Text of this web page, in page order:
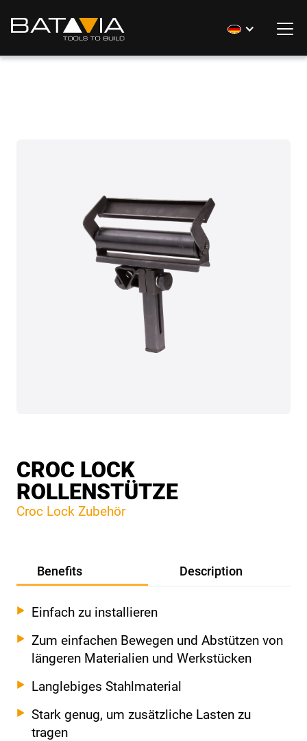
CROC LOCK
ROLLENSTÜTZE
Croc Lock Zubehör
Benefits Description
Einfach zu installieren
Zum einfachen Bewegen und Abstützen von
längeren Materialien und Werkstücken
Langlebiges Stahlmaterial
Stark genug, um zusätzliche Lasten zu
tragen